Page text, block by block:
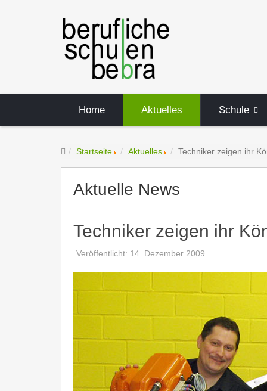
Home Aktuelles Schule
Startseite Aktuelles Techniker zeigen ihr
Aktuelle News
Techniker zeigen ihr
Veröffentlicht: 14. Dezember 2009